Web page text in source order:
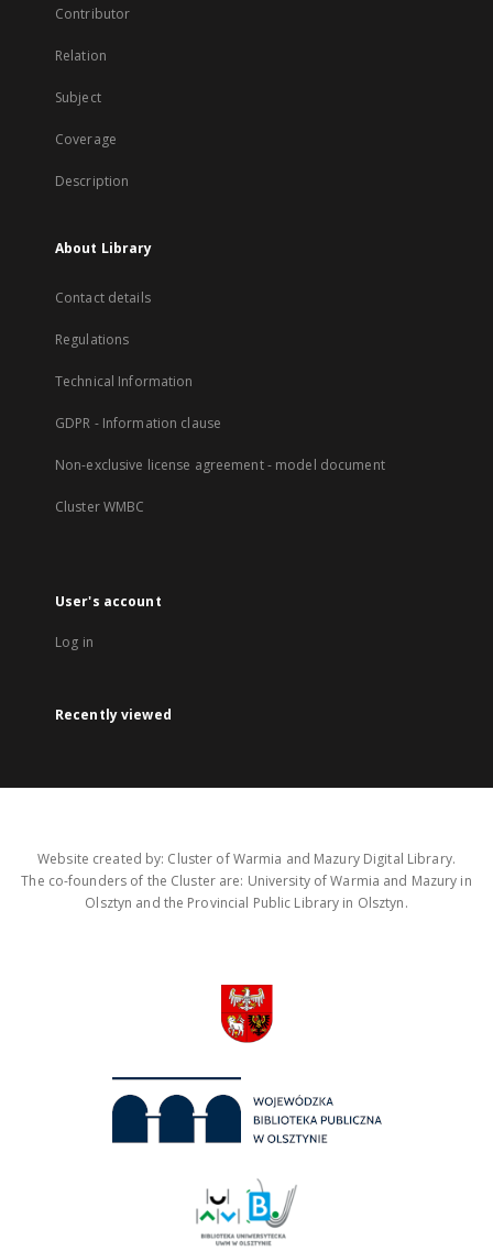
Contributor
Relation
Subject
Coverage
Description
About Library
Contact details
Regulations
Technical Information
GDPR - Information clause
Non-exclusive license agreement - model document
Cluster WMBC
User's account
Log in
Recently viewed
Website created by: Cluster of Warmia and Mazury Digital Library.
The co-founders of the Cluster are: University of Warmia and Mazury in
Olsztyn and the Provincial Public Library in Olsztyn.